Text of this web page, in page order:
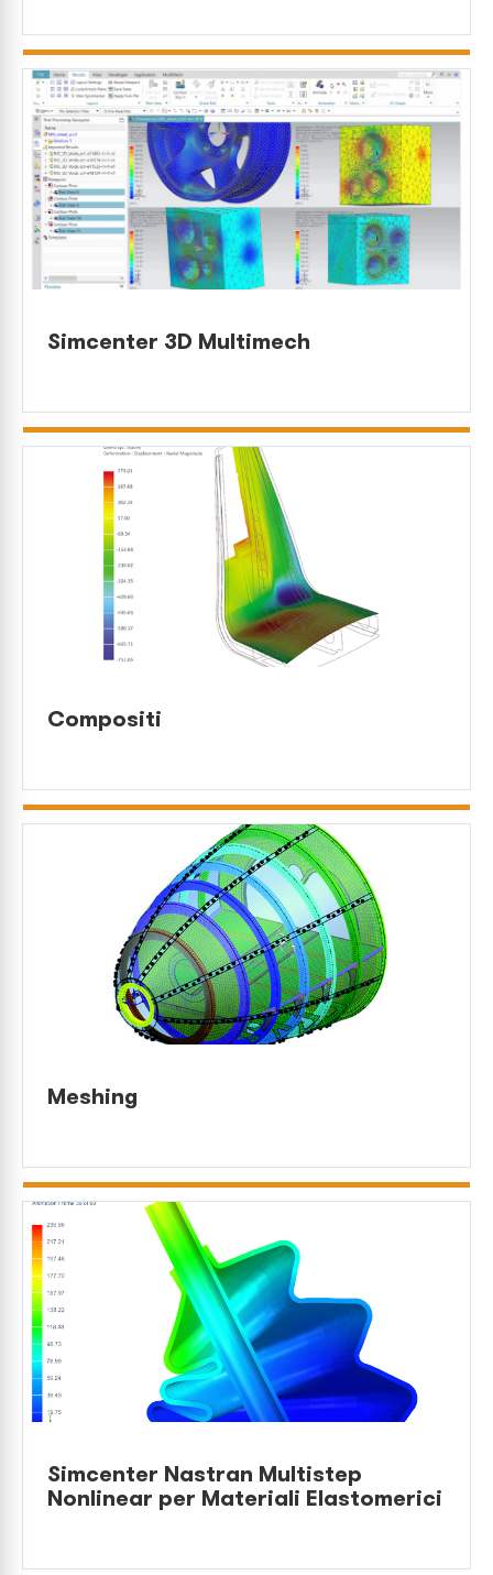
Simcenter 3D Multimech
Compositi
Meshing
Simcenter Nastran Multistep
Nonlinear per Materiali Elastomerici